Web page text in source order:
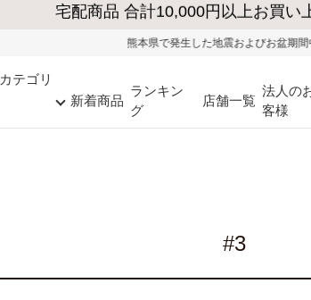
熊本県で発生した地震およびお盆期間中の物流混雑の影響に
カテゴリ
新着商品
ランキン
グ
店舗一覧
法人の
客様
#3